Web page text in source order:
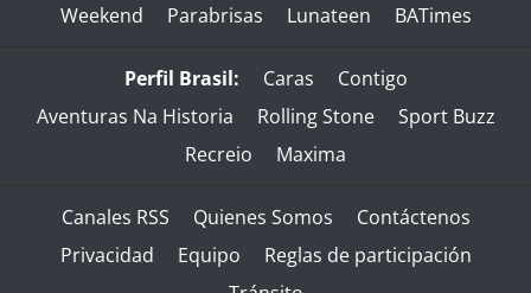
Weekend
Parabrisas Lunateen BATimes
Perfil Brasil: Caras
Contigo
Aventuras Na Historia
Rolling Stone
Sport Buzz
Recreio
Maxima
Canales RSS Quienes Somos
Contáctenos
Privacidad
Equipo
Reglas de participación